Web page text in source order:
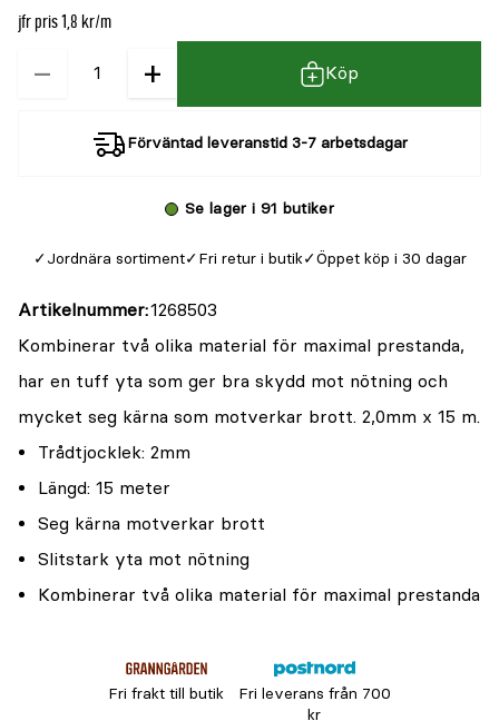
jfr pris 1,8 kr/m
−
Kvantitet + Köp
Förväntad leveranstid 3-7 arbetsdagar
Se lager i 91 butiker
Jordnära sortiment Fri retur i butik Öppet köp i 30 dagar
Artikelnummer 1268503
Kombinerar två olika material för maximal prestanda,
har en tuff yta som ger bra skydd mot nötning och
mycket seg kärna som motverkar brott. 2,0mm x 15 m.
Trådtjocklek: 2mm
Längd: 15 meter
Seg kärna motverkar brott
Slitstark yta mot nötning
Kombinerar två olika material för maximal prestanda
Fri frakt till butik
Fri leverans från 700
kr